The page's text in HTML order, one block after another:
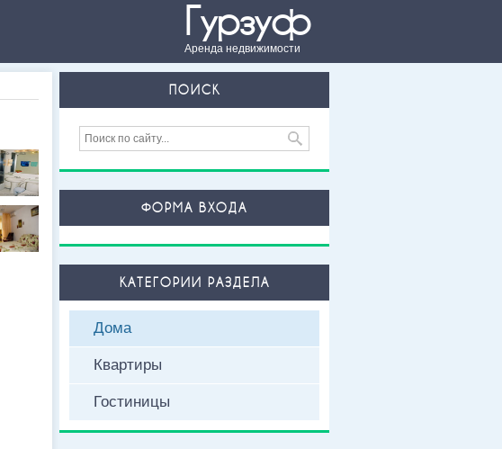
Гурзуф
Аренда недвижимости
ПОИСК
ФОРМА ВХОДА
КАТЕГОРИИ РАЗДЕЛА
Дома
Квартиры
Гостиницы